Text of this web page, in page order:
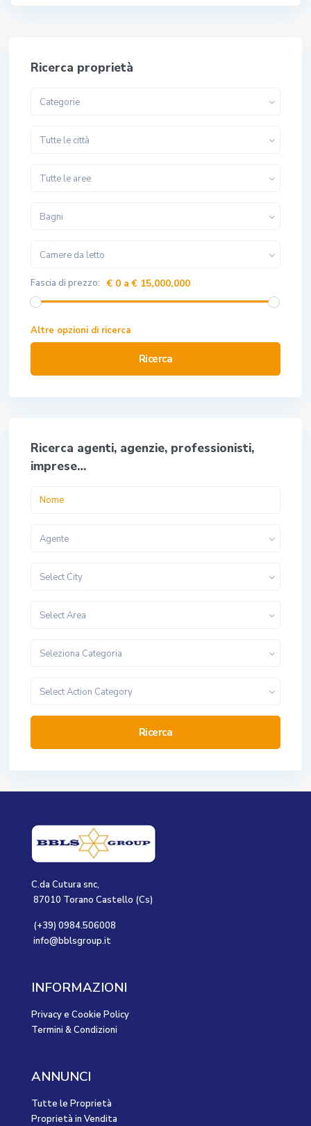
Ricerca proprietà
Categorie
Tutte le città
Tutte le aree
Bagni
Camere da letto
Fascia di prezzo: € 0 a € 15,000,000
Altre opzioni di ricerca
Ricerca
Ricerca agenti, agenzie, professionisti,
imprese…
Agente
Select City
Select Area
Seleziona Categoria
Select Action Category
Ricerca
C.da Cutura snc,
87010 Torano Castello (Cs)
(+39) 0984.506008
info@bblsgroup.it
INFORMAZIONI
Privacy e Cookie Policy
Termini & Condizioni
ANNUNCI
Tutte le Proprietà
Proprietà in Vendita